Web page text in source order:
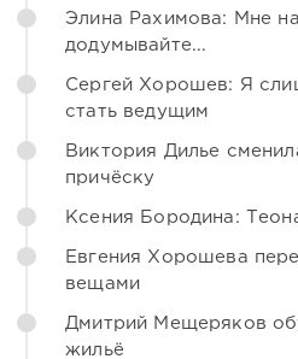
Элина Рахимова: Мне
додумывайте...
Сергей Хорошев: Я
стать ведущим
Виктория Дилье
причёску
Ксения Бородина:
Евгения Хорошева
вещами
Дмитрий Мещеряков
жильё